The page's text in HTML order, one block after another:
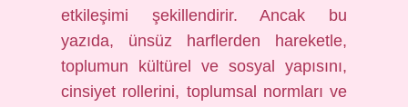
etkileşimi şekillendirir. Ancak bu
yazıda, ünsüz harflerden hareketle,
toplumun kültürel ve sosyal yapısını,
cinsiyet rollerini, toplumsal normları ve